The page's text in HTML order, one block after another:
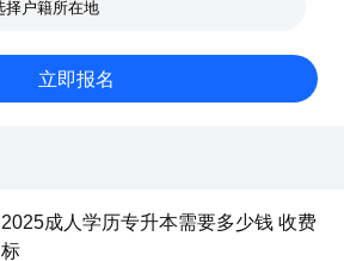
2025成人学历专升本需要多少钱 收费
标